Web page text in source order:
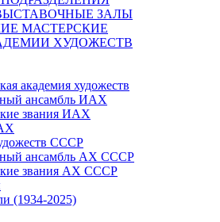
ЗАЛЫ
МАСТЕРСКИЕ
ХУДОЖЕСТВ
академия художеств
ансамбль ИАХ
звания ИАХ
СССР
ансамбль АХ СССР
звания АХ СССР
(1934-2025)